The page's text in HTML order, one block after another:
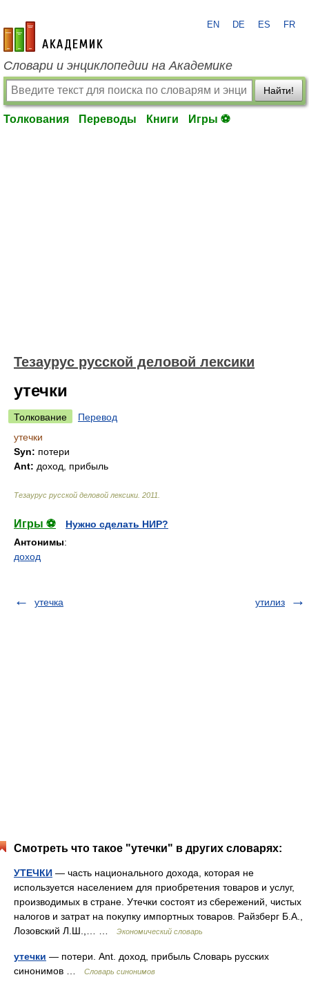
academic.ru
EN DE ES FR
Словари и энциклопедии на Академике
Найти!
Толкования Переводы Книги Игры ⚽
Тезаурус русской деловой лексики
утечки
Толкование
Перевод
утечки
Syn: потери
Ant: доход, прибыль
Тезаурус русской деловой лексики 2011
Игры ⚽
Нужно сделать НИР?
Антонимы:
доход
утечка утилиз
Смотреть что такое "утечки" в других словарях:
УТЕЧКИ — часть национального дохода, которая не
используется населением для приобретения товаров и услуг,
производимых в стране. Утечки состоят из сбережений, чистых
налогов и затрат на покупку импортных товаров. Райзберг Б.А.,
Лозовский Л.Ш.,… …
Экономический словарь
утечки — потери. Ant. доход, прибыль Словарь русских
синонимов …
Словарь синонимов